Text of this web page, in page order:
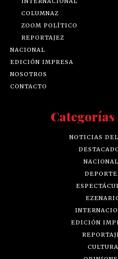
COLUMNAZ
ZOOM POLÍTICO
REPORTAJEZ
NACIONAL
EDICIÓN IMPRESA
NOSOTROS
CONTACTO
NOTICIAS
NACIONAL
EDICIÓN
CULTURA